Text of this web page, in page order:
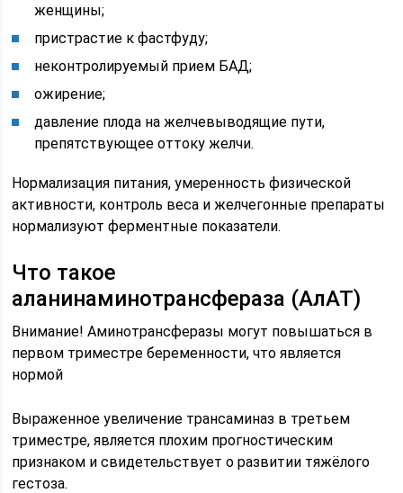
женщины;
пристрастие к фастфуду;
неконтролируемый прием БАД;
ожирение;
давление плода на желчевыводящие пути,
препятствующее оттоку желчи.
Нормализация питания, умеренность физической
активности, контроль веса и желчегонные препараты
нормализуют ферментные показатели.
Что такое
аланинаминотрансфераза (АлАТ)
Внимание! Аминотрансферазы могут повышаться в
первом триместре беременности, что является
нормой
Выраженное увеличение трансаминаз в третьем
триместре, является плохим прогностическим
признаком и свидетельствует о развитии тяжёлого
гестоза.